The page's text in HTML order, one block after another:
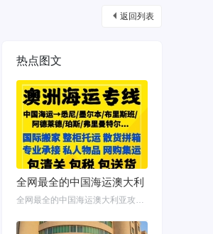
返回列表
热点图文
全网最全的中国海运澳大利
全网最全的中国海运澳大利亚攻略！细说如何把家具转运悉尼墨尔本布里斯班 国内网购